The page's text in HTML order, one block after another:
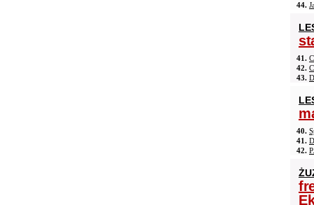
44.
41.
42.
43.
40.
41.
42.